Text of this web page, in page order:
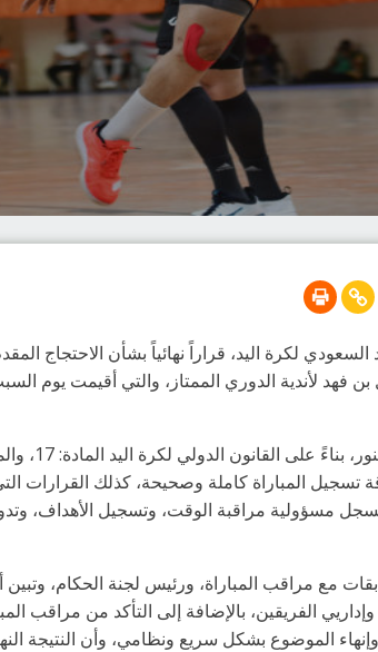
لكرة اليد، قراراً نهائياً بشأن الاحتجاج
تسجيل المباراة كاملة وصحيحة، كذلك القرارات
مع مراقب المباراة، ورئيس لجنة الحكام،
الفريقين، بالإضافة إلى التأكد من مراقب
وإنهاء الموضوع بشكل سريع ونظامي، وأن النتيجة